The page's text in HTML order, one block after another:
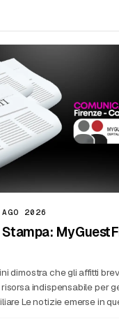
2026
dimostra che gli affitti
indispensabile per
Le notizie emerse in